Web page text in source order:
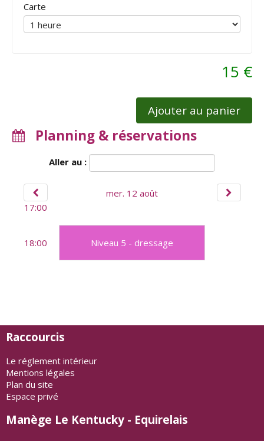
Carte
15 €
Ajouter au panier
Planning & réservations
Aller au :
17:00
18:00
mer. 12 août
Niveau 5 - dressage
Raccourcis
Le réglement intérieur
Mentions légales
Plan du site
Espace privé
Manège Le Kentucky - Equirelais